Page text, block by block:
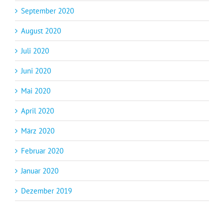
September 2020
August 2020
Juli 2020
Juni 2020
Mai 2020
April 2020
März 2020
Februar 2020
Januar 2020
Dezember 2019